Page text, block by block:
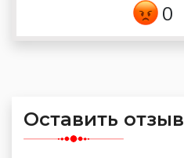
0
Оставить отзыв